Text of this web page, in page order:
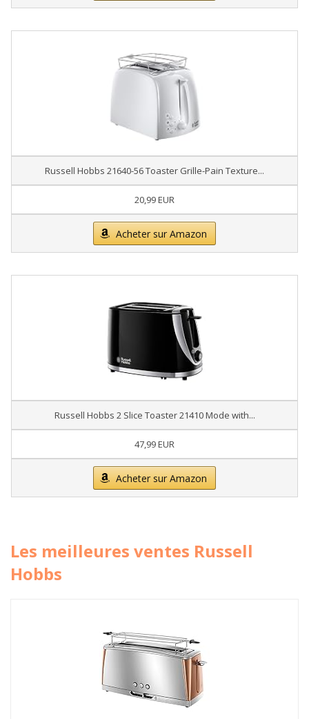
Russell Hobbs 21640-56 Toaster Grille-Pain Texture...
20,99 EUR
Acheter sur Amazon
Russell Hobbs 2 Slice Toaster 21410 Mode with...
47,99 EUR
Acheter sur Amazon
Les meilleures ventes Russell
Hobbs